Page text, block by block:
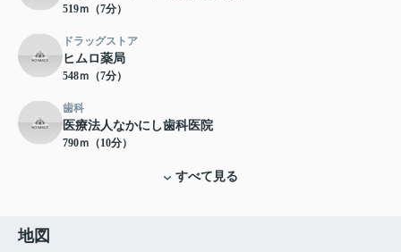
519ｍ（7分）
ドラッグストア
ヒムロ薬局
548ｍ（7分）
歯科
医療法人なかにし歯科医院
790ｍ（10分）
すべて見る
地図